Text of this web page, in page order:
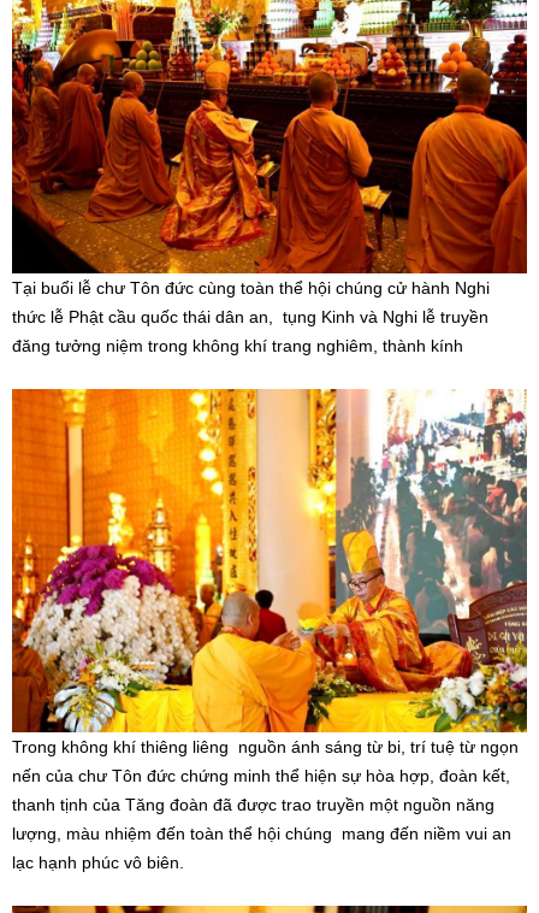
Tại buổi lễ chư Tôn đức cùng toàn thể hội chúng cử hành Nghi
thức lễ Phật cầu quốc thái dân an, tụng Kinh và Nghi lễ truyền
đăng tưởng niệm trong không khí trang nghiêm, thành kính
Trong không khí thiêng liêng nguồn ánh sáng từ bi, trí tuệ từ ngọn
nến của chư Tôn đức chứng minh thể hiện sự hòa hợp, đoàn kết,
thanh tịnh của Tăng đoàn đã được trao truyền một nguồn năng
lượng, màu nhiệm đến toàn thể hội chúng mang đến niềm vui an
lạc hạnh phúc vô biên.